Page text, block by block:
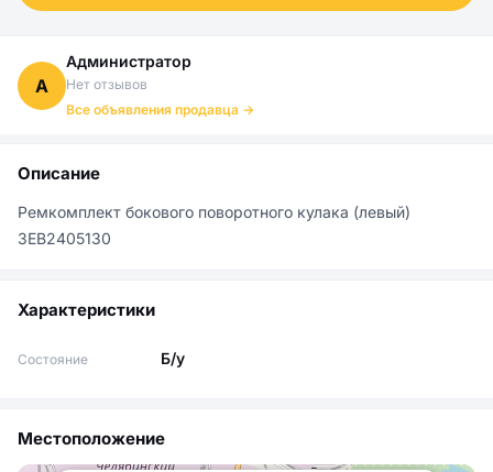
А
Администратор
Нет отзывов
Все объявления продавца →
Описание
Ремкомплект бокового поворотного кулака (левый)
3EB2405130
Характеристики
Состояние Б/у
Местоположение